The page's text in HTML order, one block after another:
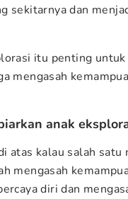
sekitarnya dan
itu penting untuk
mengasah
anak
atas kalau salah satu
mengasah
diri dan